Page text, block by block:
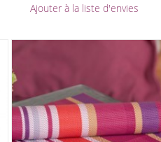
Ajouter à la liste d'envies